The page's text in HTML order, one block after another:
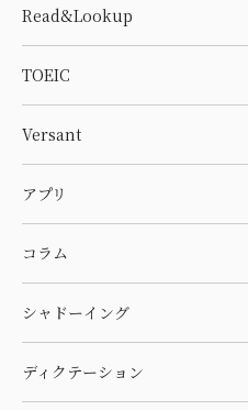
Read&Lookup
TOEIC
Versant
アプリ
コラム
シャドーイング
ディクテーション